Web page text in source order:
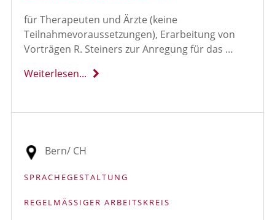
für Therapeuten und Ärzte (keine
Teilnahmevoraussetzungen), Erarbeitung von
Vorträgen R. Steiners zur Anregung für das …
Weiterlesen...
Bern/ CH
SPRACHEGESTALTUNG
REGELMÄSSIGER ARBEITSKREIS